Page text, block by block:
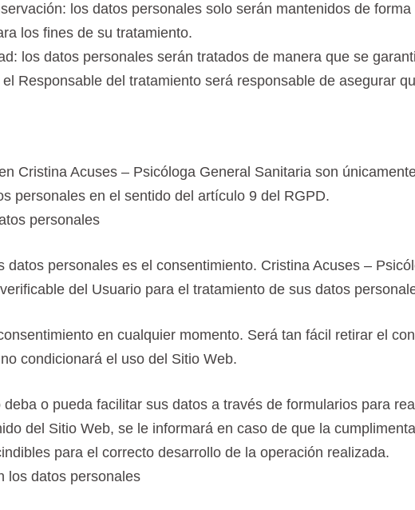
los datos personales solo serán mantenidos de
los fines de su tratamiento.
los datos personales serán tratados de manera que se
Responsable del tratamiento será responsable de asegurar
Cristina Acuses – Psicóloga General Sanitaria son
personales en el sentido del artículo 9 del RGPD.
personales
datos personales es el consentimiento. Cristina Acuses –
del Usuario para el tratamiento de sus datos
en cualquier momento. Será tan fácil retirar el
condicionará el uso del Sitio Web.
o pueda facilitar sus datos a través de formularios para
del Sitio Web, se le informará en caso de que la
para el correcto desarrollo de la operación realizada.
los datos personales